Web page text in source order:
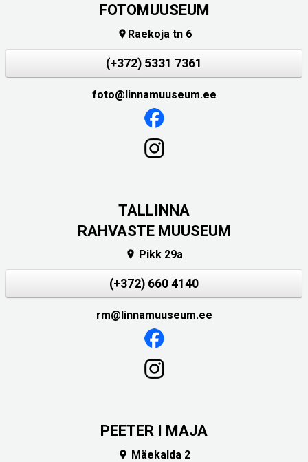
FOTOMUUSEUM
 Raekoja tn 6
(+372) 5331 7361
foto@linnamuuseum.ee
TALLINNA
RAHVASTE MUUSEUM
 Pikk 29a
(+372) 660 4140
rm@linnamuuseum.ee
PEETER I MAJA
 Mäekalda 2